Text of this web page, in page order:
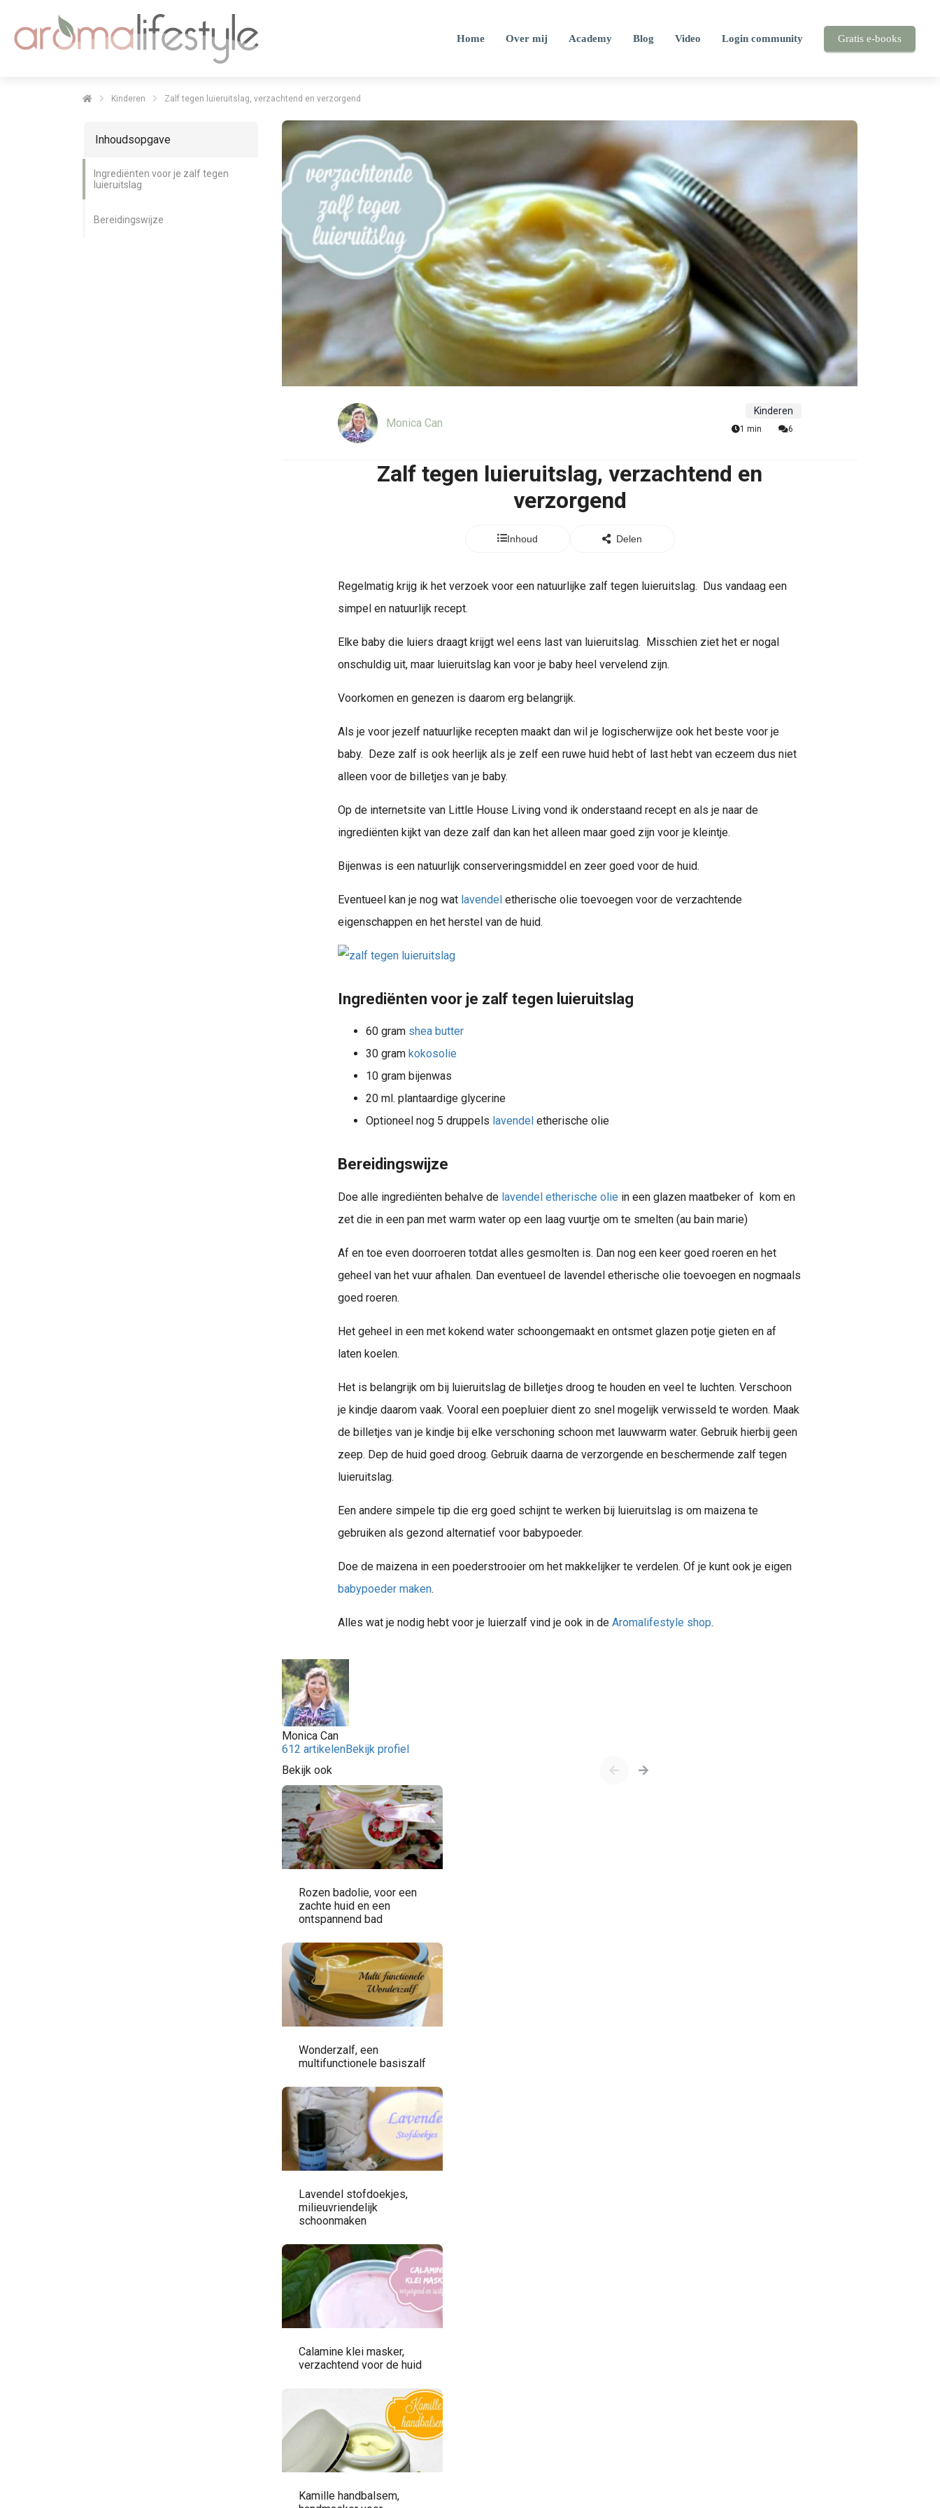
Home Over mij Academy Blog Video Login community Gratis e-books
Kinderen Zalf tegen luieruitslag, verzachtend en verzorgend
Inhoudsopgave
Ingrediënten voor je zalf tegen
luieruitslag
Bereidingswijze
Monica Can
Kinderen
1 min 6
Zalf tegen luieruitslag, verzachtend en
verzorgend
Inhoud Delen
Regelmatig krijg ik het verzoek voor een natuurlijke zalf tegen luieruitslag. Dus vandaag een
simpel en natuurlijk recept.
Elke baby die luiers draagt krijgt wel eens last van luieruitslag. Misschien ziet het er nogal
onschuldig uit, maar luieruitslag kan voor je baby heel vervelend zijn.
Voorkomen en genezen is daarom erg belangrijk.
Als je voor jezelf natuurlijke recepten maakt dan wil je logischerwijze ook het beste voor je
baby. Deze zalf is ook heerlijk als je zelf een ruwe huid hebt of last hebt van eczeem dus niet
alleen voor de billetjes van je baby.
Op de internetsite van Little House Living vond ik onderstaand recept en als je naar de
ingrediënten kijkt van deze zalf dan kan het alleen maar goed zijn voor je kleintje.
Bijenwas is een natuurlijk conserveringsmiddel en zeer goed voor de huid.
Eventueel kan je nog wat lavendel etherische olie toevoegen voor de verzachtende
eigenschappen en het herstel van de huid.
Ingrediënten voor je zalf tegen luieruitslag
60 gram shea butter
30 gram kokosolie
10 gram bijenwas
20 ml. plantaardige glycerine
Optioneel nog 5 druppels lavendel etherische olie
Bereidingswijze
Doe alle ingrediënten behalve de lavendel etherische olie in een glazen maatbeker of kom en
zet die in een pan met warm water op een laag vuurtje om te smelten (au bain marie)
Af en toe even doorroeren totdat alles gesmolten is. Dan nog een keer goed roeren en het
geheel van het vuur afhalen. Dan eventueel de lavendel etherische olie toevoegen en nogmaals
goed roeren.
Het geheel in een met kokend water schoongemaakt en ontsmet glazen potje gieten en af
laten koelen.
Het is belangrijk om bij luieruitslag de billetjes droog te houden en veel te luchten. Verschoon
je kindje daarom vaak. Vooral een poepluier dient zo snel mogelijk verwisseld te worden. Maak
de billetjes van je kindje bij elke verschoning schoon met lauwwarm water. Gebruik hierbij geen
zeep. Dep de huid goed droog. Gebruik daarna de verzorgende en beschermende zalf tegen
luieruitslag.
Een andere simpele tip die erg goed schijnt te werken bij luieruitslag is om maizena te
gebruiken als gezond alternatief voor babypoeder.
Doe de maizena in een poederstrooier om het makkelijker te verdelen. Of je kunt ook je eigen
babypoeder maken.
Alles wat je nodig hebt voor je luierzalf vind je ook in de Aromalifestyle shop.
Monica Can
612 artikelenBekijk profiel
Bekijk ook
Rozen badolie, voor een
zachte huid en een
ontspannend bad
Wonderzalf, een
multifunctionele basiszalf
Lavendel stofdoekjes,
milieuvriendelijk
schoonmaken
Calamine klei masker,
verzachtend voor de huid
Kamille handbalsem,